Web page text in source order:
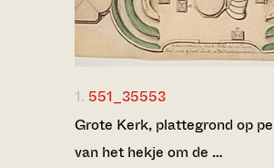
1. 551_35553
Grote Kerk, plattegrond op
van het hekje om de …